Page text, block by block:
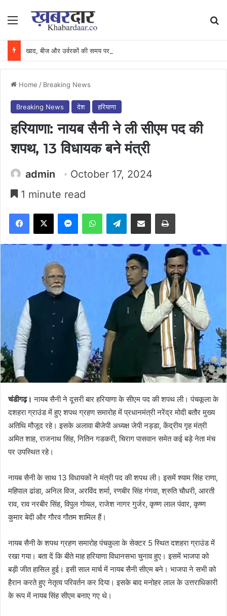
Menu
Home / Breaking News
Breaking News देश हरियाणा
हरियाणा: नायब सैनी ने ली सीएम पद की
शपथ, 13 विधायक बने मंत्री
admin
October 17, 2024
1 minute read
Facebook
X MessengerWhatsAppTelegramShare via Email Print
चंडीगढ़। नायब सैनी ने दूसरी बार हरियाणा के सीएम पद की शपथ ली। पंचकूला के
दशहरा ग्राउंड में हुए शपथ ग्रहण समारोह में प्रधानमंत्री नरेंद्र मोदी बतौर मुख्य
अतिथि मौजूद रहे। इसके अलावा बीजेपी अध्यक्ष जेपी नड्डा, केंद्रीय गृह मंत्री
अमित शाह, राजनाथ सिंह, नितिन गडकरी, चिराग पासवान समेत कई बड़े नेता मंच
पर उपस्थित रहे।
नायब सैनी के साथ 13 विधायकों ने मंत्री पद की शपथ ली। इसमें श्याम सिंह राणा,
महिपाल ढांडा, अनिल विज, अरविंद शर्मा, रणबीर सिंह गंगवा, श्रुति चौधरी, आरती
राव, राव नरबीर सिंह, विपुल गोयल, राजेश नागर गुर्जर, कृष्ण लाल पंवार, कृष्ण
कुमार बेदी और गौरव गौतम शामिल हैं।
नायब सैनी के शपथ ग्रहण समारोह पंचकुला के सेक्टर 5 स्थित दशहरा ग्राउंड में
रखा गया। बता दें कि बीते माह हरियाणा विधानसभा चुनाव हुए। इसमें भाजपा को
बड़ी जीत हासिल हुई। इसी साल मार्च में नायब सैनी सीएम बने। भाजपा ने सभी को
हैरान करते हुए नेतृत्व परिवर्तन कर दिया। इसके बाद मनोहर लाल के उत्तराधिकारी
के रूप में नायब सिंह सीएम बनाए गए थे।